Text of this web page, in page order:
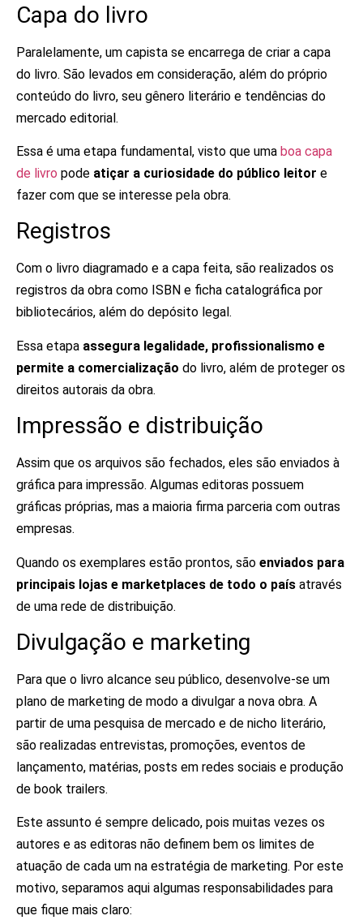
Capa do livro
Paralelamente, um capista se encarrega de criar a capa
do livro. São levados em consideração, além do próprio
conteúdo do livro, seu gênero literário e tendências do
mercado editorial.
Essa é uma etapa fundamental, visto que uma boa capa
de livro pode atiçar a curiosidade do público leitor e
fazer com que se interesse pela obra.
Registros
Com o livro diagramado e a capa feita, são realizados os
registros da obra como ISBN e ficha catalográfica por
bibliotecários, além do depósito legal.
Essa etapa assegura legalidade, profissionalismo e
permite a comercialização do livro, além de proteger os
direitos autorais da obra.
Impressão e distribuição
Assim que os arquivos são fechados, eles são enviados à
gráfica para impressão. Algumas editoras possuem
gráficas próprias, mas a maioria firma parceria com outras
empresas.
Quando os exemplares estão prontos, são enviados para
principais lojas e marketplaces de todo o país através
de uma rede de distribuição.
Divulgação e marketing
Para que o livro alcance seu público, desenvolve-se um
plano de marketing de modo a divulgar a nova obra. A
partir de uma pesquisa de mercado e de nicho literário,
são realizadas entrevistas, promoções, eventos de
lançamento, matérias, posts em redes sociais e produção
de book trailers.
Este assunto é sempre delicado, pois muitas vezes os
autores e as editoras não definem bem os limites de
atuação de cada um na estratégia de marketing. Por este
motivo, separamos aqui algumas responsabilidades para
que fique mais claro: